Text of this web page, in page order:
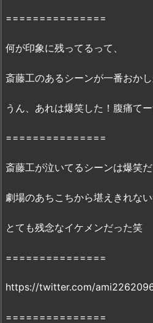
画
F
2・
o
で
配
し
===============
何が印象に残ってるって、
斎藤工のあるシーンが一番おかし
うん、あれは爆笑した！腹痛て
===============
斎藤工が泣いてるシーンは爆笑だ
劇場のあちこちから堪えきれない
とても残念なイケメンだった笑
===============
https://twitter.com/
===============